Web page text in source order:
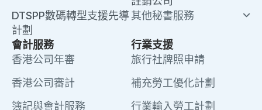
DTSPP數碼轉型支援先導
計劃
其他秘書服務
會計服務
香港公司年審
香港公司審計
簿記與會計服務
行業支援
旅行社牌照申請
補充勞工優化計劃
行業輸入勞工計劃